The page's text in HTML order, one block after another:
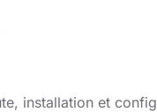
installation et